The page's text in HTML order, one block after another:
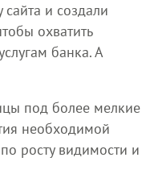
и создали
охватить
банка. А
под более мелкие
необходимой
росту видимости и